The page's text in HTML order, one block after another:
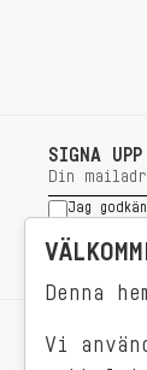
SIGNA
Jag
SIGNA
Denna
Vi